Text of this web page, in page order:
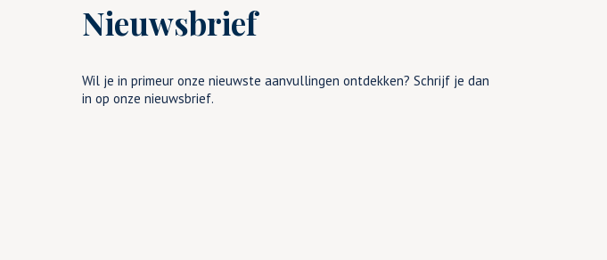
Nieuwsbrief
Wil je in primeur onze nieuwste aanvullingen ontdekken? Schrijf je dan
in op onze nieuwsbrief.